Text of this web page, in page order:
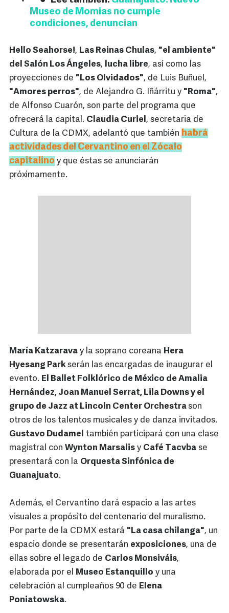
Museo de Momias no cumple
condiciones, denuncian
Hello Seahorse!, Las Reinas Chulas, "el ambiente"
del Salón Los Ángeles, lucha libre, así como las
proyecciones de "Los Olvidados", de Luis Buñuel,
"Amores perros", de Alejandro G. Iñárritu y "Roma",
de Alfonso Cuarón, son parte del programa que
ofrecerá la capital. Claudia Curiel , secretaria de
Cultura de la CDMX, adelantó que también habrá
actividades del Cervantino en el Zócalo
capitalino y que éstas se anunciarán
próximamente.
María Katzarava y la soprano coreana Hera
Hyesang Parkserán las encargadas de inaugurar el
evento. El Ballet Folklórico de México de Amalia
Hernández, Joan Manuel Serrat, Lila Downs y el
grupo de Jazz at Lincoln Center Orchestrason
otros de los talentos musicales y de danza invitados.
Gustavo Dudamel
también participará con una clase
magistral con Wynton Marsalis y Café Tacvba se
presentará con la Orquesta Sinfónica de
Guanajuato.
Además, el Cervantino dará espacio a las artes
visuales a propósito del centenario del muralismo.
Por parte de la CDMX estará "La casa chilanga", un
espacio donde se presentarán exposiciones, una de
ellas sobre el legado de Carlos Monsiváis,
elaborada por el
Museo Estanquillo y una
celebración al cumpleaños 90 de Elena
Poniatowska.